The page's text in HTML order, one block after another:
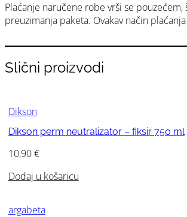
Plaćanje naručene robe vrši se
preuzimanja paketa. Ovakav način
Slični proizvodi
Dikson
Dikson perm neutralizator – fiksir 750 ml
10,90€
Dodaj u košaricu
argabeta